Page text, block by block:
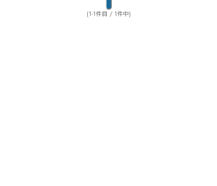
た。そんな『忘れ去られた廃墟』に、今日、幾人か
がやってきた……。
(1-1件目 / 1件中)